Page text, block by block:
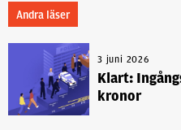
Andra läser
3 juni 2026
Klart:
kronor